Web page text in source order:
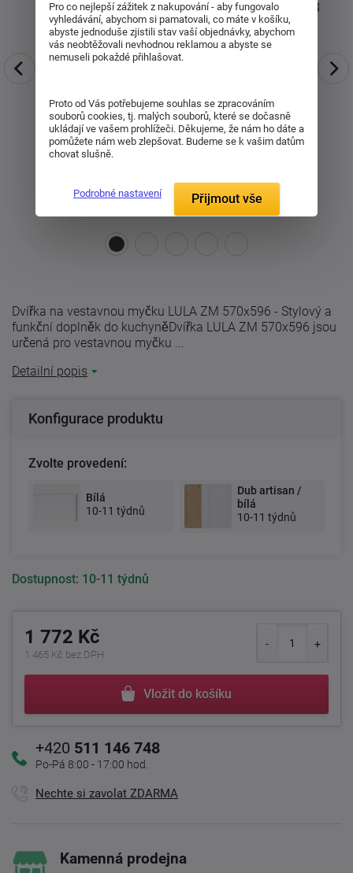
Dvířka na vestavnou myčku LULA ZM 570x596 - Stylový a
funkční doplněk do kuchyněDvířka LULA ZM 570x596 jsou
určená pro vestavnou myčku ...
Detailní popis
Konfigurace produktu
Zvolte provedení:
Bílá
10-11 týdnů
Dub artisan /
bílá
10-11 týdnů
Dostupnost: 10-11 týdnů
1 772 Kč
1 465 Kč bez DPH
Vložit do košíku
+420 511 146 748
Po-Pá 8:00 - 17:00 hod.
Nechte si zavolat ZDARMA
Kamenná prodejna
Pro co nejlepší zážitek z nakupování - aby fungovalo
vyhledávání, abychom si pamatovali, co máte v košíku,
abyste jednoduše zjistili stav vaší objednávky, abychom
vás neobtěžovali nevhodnou reklamou a abyste se
nemuseli pokaždé přihlašovat.
Proto od Vás potřebujeme souhlas se zpracováním
souborů cookies, tj. malých souborů, které se dočasně
ukládají ve vašem prohlížeči. Děkujeme, že nám ho dáte a
pomůžete nám web zlepšovat. Budeme se k vašim datům
chovat slušně.
Podrobné nastavení Přijmout vše